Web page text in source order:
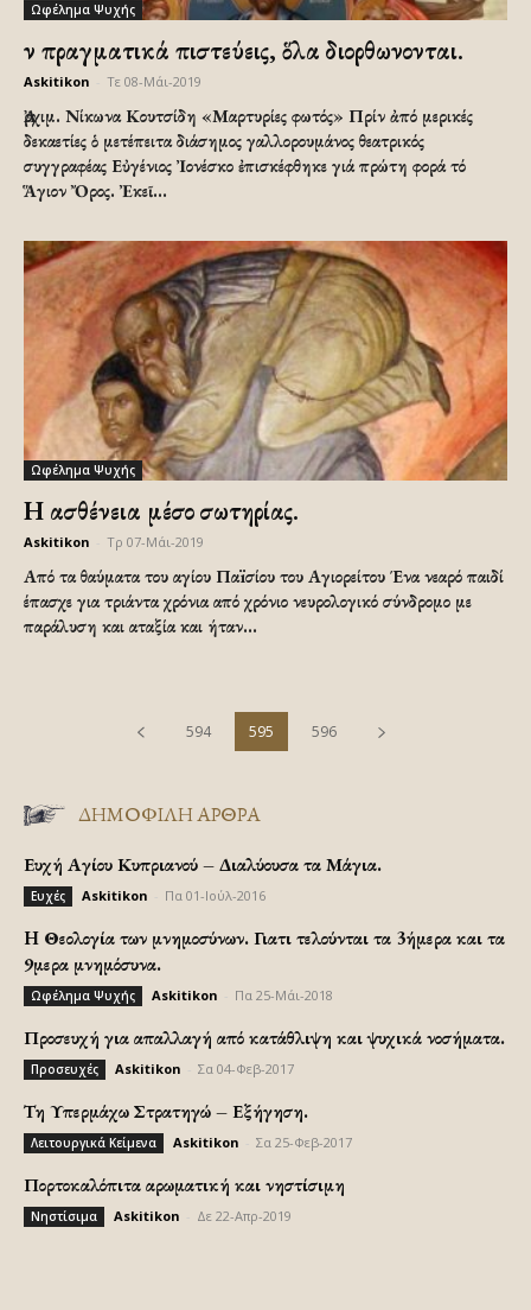
Ωφέλημα Ψυχής
Ἄν πραγματικά πιστεύεις, ὅλα διορθωνονται.
Askitikon Τε 08-Μάι-2019
Ἀρχιμ. Νίκωνα Κουτσίδη «Μαρτυρίες φωτός» Πρίν ἀπό μερικές
δεκαετίες ὁ μετέπειτα διάσημος γαλλορουμάνος θεατρικός
συγγραφέας Εὐγένιος Ἰονέσκο ἐπισκέφθηκε γιά πρώτη φορά τό
Ἅγιον Ὄρος. Ἐκεῖ...
Ωφέλημα Ψυχής
Η ασθένεια μέσο σωτηρίας.
Askitikon Τρ 07-Μάι-2019
Από τα θαύματα του αγίου Παïσίου του Αγιορείτου Ένα νεαρό παιδί
έπασχε για τριάντα χρόνια από χρόνιο νευρολογικό σύνδρομο με
παράλυση και αταξία και ήταν...
594 595 596
ΔΗΜΟΦΙΛΗ ΑΡΘΡΑ
Ευχή Αγίου Κυπριανού – Διαλύουσα τα Μάγια.
Ευχές Askitikon Πα 01-Ιούλ-2016
H Θεολογία των μνημοσύνων. Γιατι τελούνται τα 3ήμερα και τα
9μερα μνημόσυνα.
Ωφέλημα Ψυχής Askitikon Πα 25-Μάι-2018
Προσευχή για απαλλαγή από κατάθλιψη και ψυχικά νοσήματα.
Προσευχές Askitikon Σα 04-Φεβ-2017
Τη Υπερμάχω Στρατηγώ – Εξήγηση.
Λειτουργικά Κείμενα Askitikon Σα 25-Φεβ-2017
Πορτοκαλόπιτα αρωματική και νηστίσιμη
Νηστίσιμα Askitikon Δε 22-Απρ-2019